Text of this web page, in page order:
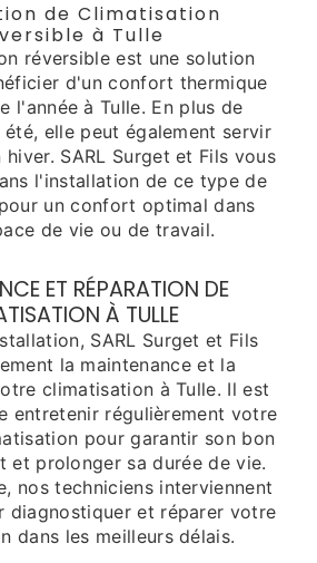
de Climatisation
à Tulle
réversible est une solution
d'un confort thermique
l'année à Tulle. En plus de
elle peut également servir
SARL Surget et Fils vous
l'installation de ce type de
un confort optimal dans
de vie ou de travail.
ET RÉPARATION DE
À TULLE
SARL Surget et Fils
la maintenance et la
climatisation à Tulle. Il est
entretenir régulièrement votre
pour garantir son bon
et prolonger sa durée de vie.
nos techniciens interviennent
diagnostiquer et réparer votre
dans les meilleurs délais.